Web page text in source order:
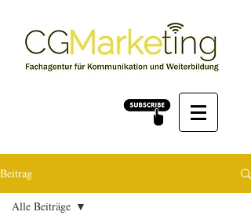
Beitrag
Alle Beiträge